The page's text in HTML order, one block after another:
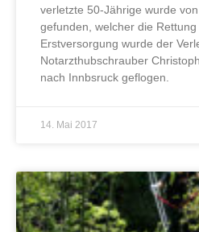
verletzte 50-Jährige wurde
gefunden, welcher die
Erstversorgung wurde der
Notarzthubschrauber
nach Innbsruck geflogen.
14. Mai 2017